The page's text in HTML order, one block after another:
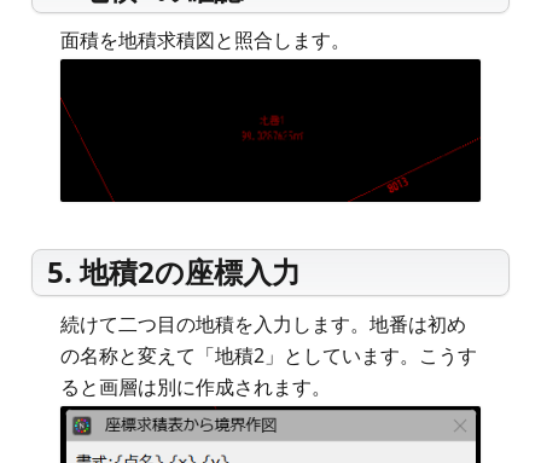
面積を地積求積図と照合します。
5. 地積2の座標入力
続けて二つ目の地積を入力します。地番は初め
の名称と変えて「地積2」としています。こうす
ると画層は別に作成されます。